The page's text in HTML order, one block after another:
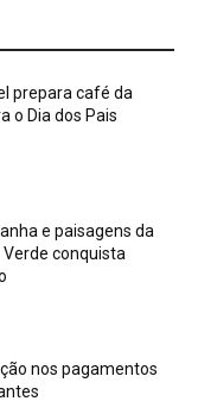
prepara café da
o Dia dos Pais
e paisagens da
conquista
nos pagamentos